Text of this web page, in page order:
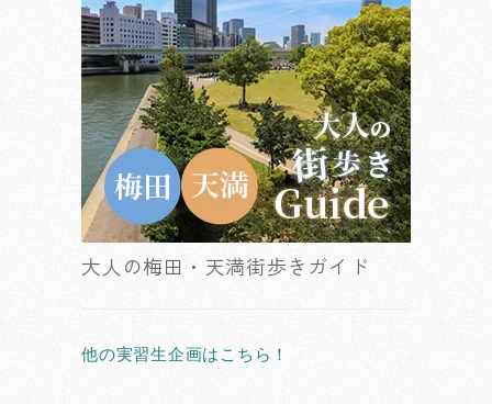
大人の梅田・天満街歩きガイド
他の実習生企画はこちら！